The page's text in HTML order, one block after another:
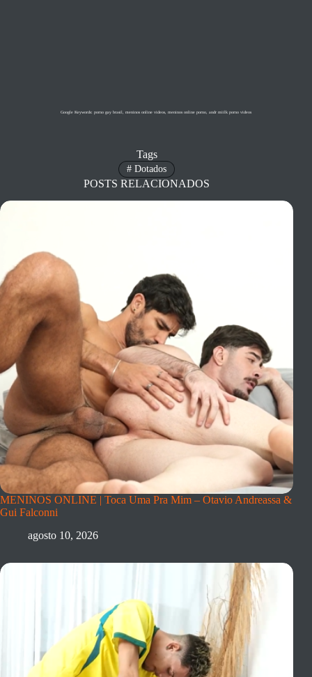
Google Keywords: porno gay brasil, meninos online videos, meninos online porno, andr miilk porno videos
Tags
# Dotados
POSTS RELACIONADOS
MENINOS ONLINE | Toca Uma Pra Mim – Otavio Andreassa &
Gui Falconni
agosto 10, 2026